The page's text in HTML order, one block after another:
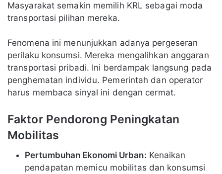
Masyarakat semakin memilih KRL sebagai moda
transportasi pilihan mereka.
Fenomena ini menunjukkan adanya pergeseran
perilaku konsumsi. Mereka mengalihkan anggaran
transportasi pribadi. Ini berdampak langsung pada
penghematan individu. Pemerintah dan operator
harus membaca sinyal ini dengan cermat.
Faktor Pendorong Peningkatan
Mobilitas
Pertumbuhan Ekonomi Urban: Kenaikan
pendapatan memicu mobilitas dan konsumsi